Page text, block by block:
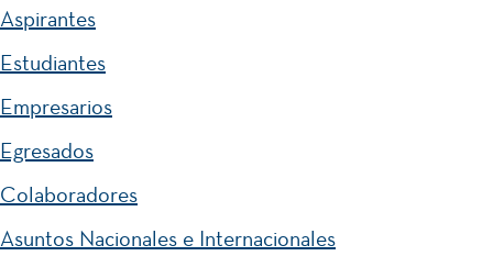
Aspirantes
Estudiantes
Empresarios
Egresados
Colaboradores
Asuntos Nacionales e Internacionales